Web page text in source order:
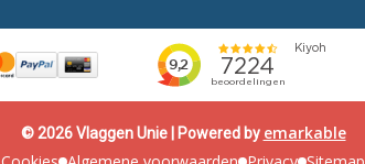
© 2026 Vlaggen Unie | Powered by emarkable